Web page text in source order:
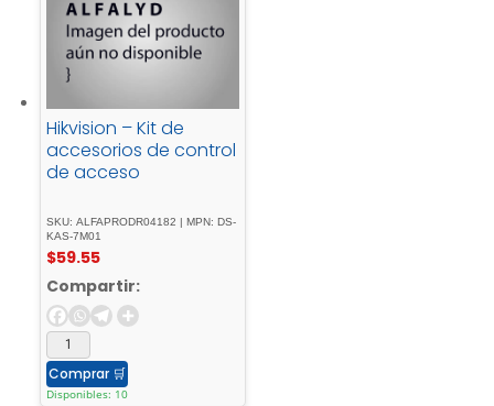
Hikvision – Kit de
accesorios de control
de acceso
SKU: ALFAPRODR04182 | MPN: DS-
KAS-7M01
$59.55
Compartir:
Comprar 🛒
Disponibles: 10